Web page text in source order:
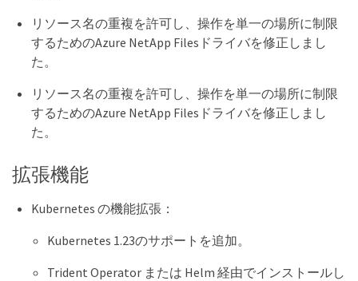
リソース名の重複を許可し、操作を単一の場所に制限
するためのAzure NetApp Filesドライバを修正しまし
た。
リソース名の重複を許可し、操作を単一の場所に制限
するためのAzure NetApp Filesドライバを修正しまし
た。
拡張機能
Kubernetes の機能拡張：
Kubernetes 1.23のサポートを追加。
Trident Operator または Helm 経由でインストールし